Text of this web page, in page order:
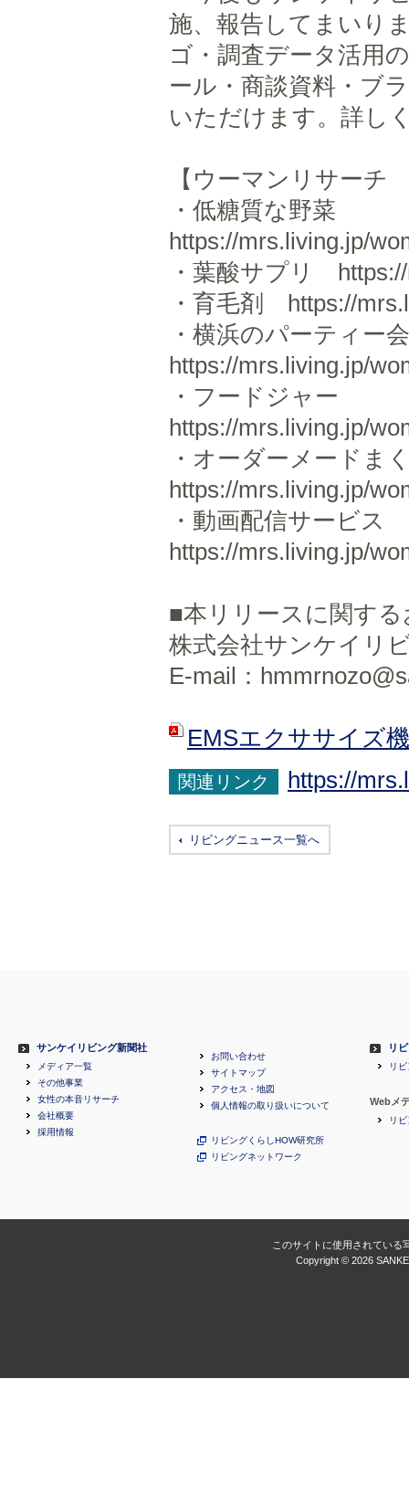
施、報告してまいり
ゴ・調査データ活用
ール・商談資料・ブ
いただけます。詳し
【ウーマンリサー
・低糖質な野菜
https://mrs.living.jp/
・葉酸サプリ
・育毛剤 https://
・横浜のパーティ
https://mrs.living.jp/
・フードジャー
https://mrs.living.jp/
・オーダーメード
https://mrs.living.jp/
・動画配信サービス
https://mrs.living.jp/
■本リリースに関す
株式会社サンケイリ
E-mail：
EMSエクササイズ
関連リンク https://
リビングニュース一覧へ
サンケイリビング新聞社
メディア一覧
その他事業
女性の本音リサーチ
会社概要
採用情報
お問い合わせ
サイトマップ
アクセス・地図
個人情報の取り扱いについて
リビングくらしHOW研究所
リビングネットワーク
リ
リ
Webメ
リ
このサイトに使用されている
Copyright © 2026